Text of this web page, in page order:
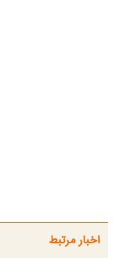
اخبار مرتبط